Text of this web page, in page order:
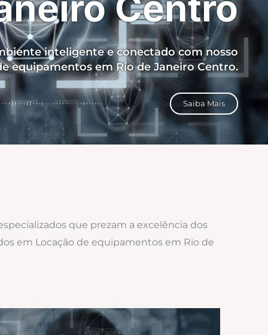
inteligente e conectado com nosso
equipamentos em Rio de Janeiro Centro.
Saiba Mais
que prezam a excelência dos
em Locação de equipamentos em Rio de